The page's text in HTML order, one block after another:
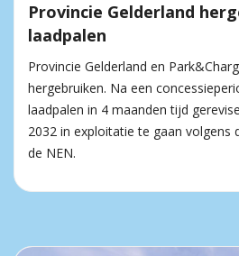
Provincie Gelderland
laadpalen
Provincie Gelderland en
hergebruiken. Na een
laadpalen in 4 maanden tijd
2032 in exploitatie te gaan volgens
de NEN.